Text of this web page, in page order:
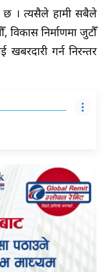
। त्यसैले हामी सबैले
विकास निर्माणमा जुटौँ
गर्न निरन्तर